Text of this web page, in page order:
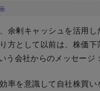
余剰キャッシュを活用
方として以前は、株価
う会社からのメッセージ
率を意識して自社株買